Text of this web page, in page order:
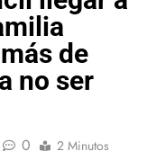
de
no ser
0 2 Minutos